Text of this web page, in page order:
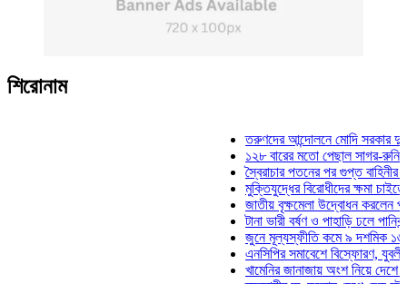
শিরোনাম
তরুণদের আন্দোলনে মোদি সরকার দুর্বল
১২৮ বারের মতো পেছাল সাগর-রুনি হত্যা
স্বৈরাচার পতনের পর গুপ্ত বাহিনীর
মুক্তিযুদ্ধের বিরোধীদের ক্ষমা চাইতে
জাতীয় বৃক্ষমেলা উদ্বোধন করলেন
টানা ভারী বর্ষণ ও পাহাড়ি ঢলে পানিবন্দি
জুনে মূল্যস্ফীতি কমে ৯ দশমিক ১৬
এনসিপির সমাবেশে বিস্ফোরণ, যুবলীগের
খামেনির জানাজায় অংশ নিয়ে দেশে